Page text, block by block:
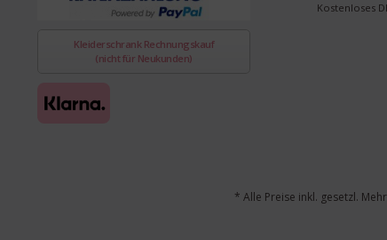
Kleiderschrank Rechnungskauf
(nicht für Neukunden)
Kostenloses
* Alle Preise inkl. gesetzl.